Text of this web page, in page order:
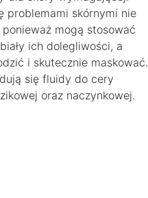
problemami skórnymi nie
mogą stosować
ich dolegliwości, a
i skutecznie maskować.
się fluidy do cery
oraz naczynkowej.